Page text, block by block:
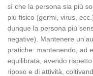
sì che la persona sia più
più fisico (germi, virus,
dunque la persona più
negative). Mantenere
pratiche: mantenendo, ad
equilibrata, avendo
riposo e di attività,